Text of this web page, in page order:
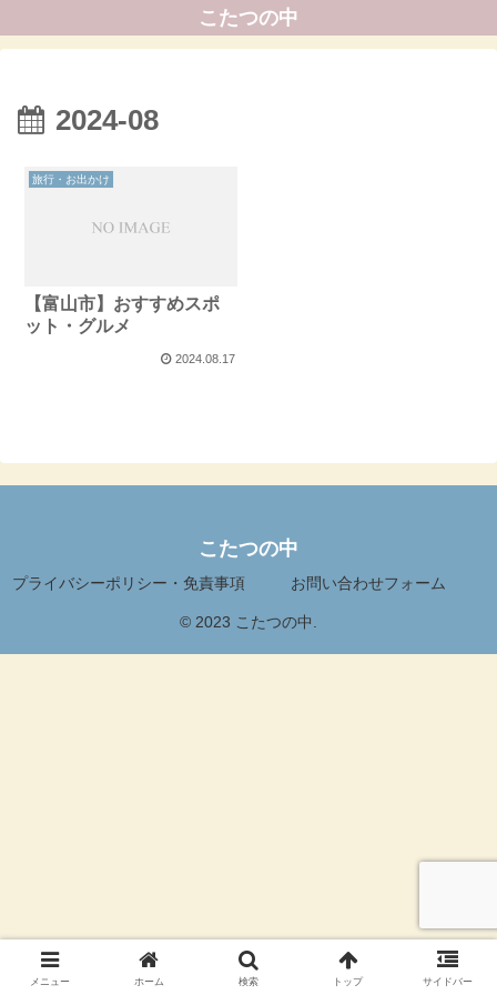
こたつの中
2024-08
旅行・お出かけ
【富山市】おすすめスポ
ット・グルメ
2024.08.17
こたつの中
プライバシーポリシー・免責事項 お問い合わせフォーム
© 2023 こたつの中.
メニュー ホーム 検索 トップ サイドバー